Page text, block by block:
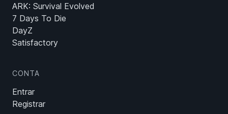
ARK: Survival Evolved
7 Days To Die
DayZ
Satisfactory
CONTA
Entrar
Registrar